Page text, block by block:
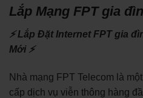
Lắp Mạng FPT gia
⚡ Lắp Đặt Internet FPT gia
Mới ⚡
Nhà mạng FPT Telecom là
cấp dịch vụ viễn thông hàng